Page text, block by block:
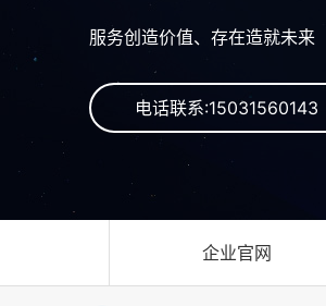
服务创造价值、存在造就未来
电话联系:15031560143
企业官网